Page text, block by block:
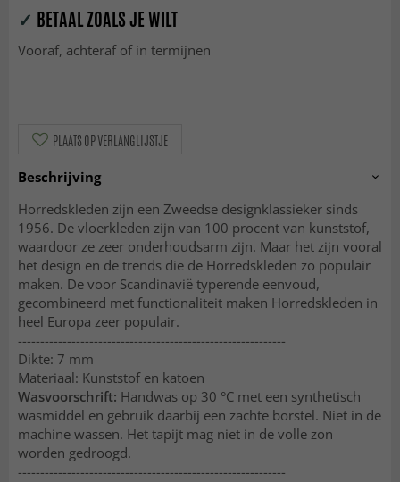
✓ BETAAL ZOALS JE WILT
Vooraf, achteraf of in termijnen
PLAATS OP VERLANGLIJSTJE
Beschrijving
Horredskleden zijn een Zweedse designklassieker sinds
1956. De vloerkleden zijn van 100 procent van kunststof,
waardoor ze zeer onderhoudsarm zijn. Maar het zijn vooral
het design en de trends die de Horredskleden zo populair
maken. De voor Scandinavië typerende eenvoud,
gecombineerd met functionaliteit maken Horredskleden in
heel Europa zeer populair.
------------------------------------------------------------
Dikte: 7 mm
Materiaal: Kunststof en katoen
Wasvoorschrift: Handwas op 30 °C met een synthetisch
wasmiddel en gebruik daarbij een zachte borstel. Niet in de
machine wassen. Het tapijt mag niet in de volle zon
worden gedroogd.
------------------------------------------------------------